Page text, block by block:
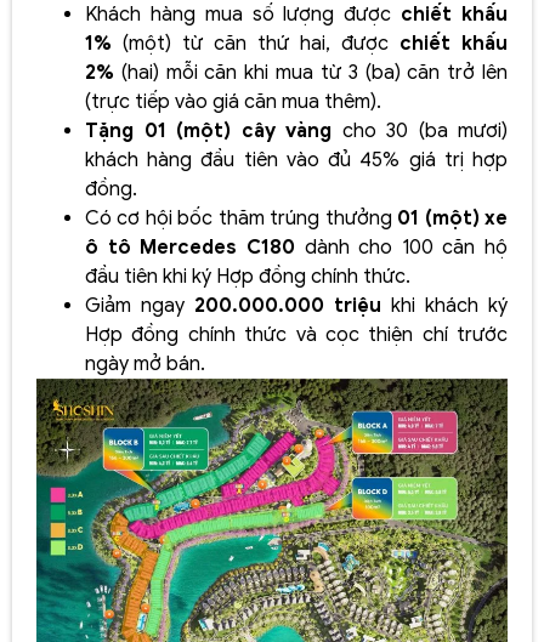
Khách hàng mua số lượng được chiết khấu
1% (một) từ căn thứ hai, được chiết khấu
2% (hai) mỗi căn khi mua từ 3 (ba) căn trở lên
(trực tiếp vào giá căn mua thêm).
Tặng 01 (một) cây vàng cho 30 (ba mươi)
khách hàng đầu tiên vào đủ 45% giá trị hợp
đồng.
Có cơ hội bốc thăm trúng thưởng 01 (một) xe
ô tô Mercedes C180 dành cho 100 căn hộ
đầu tiên khi ký Hợp đồng chính thức.
Giảm ngay 200.000.000 triệu khi khách ký
Hợp đồng chính thức và cọc thiện chí trước
ngày mở bán.